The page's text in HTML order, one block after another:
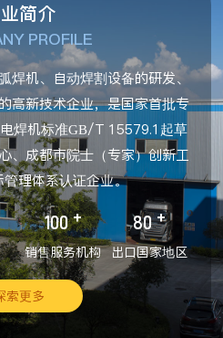
简介
PROFILE
焊机、自动焊割设备的研发、
高新技术企业，是国家首批专
焊机标准GB/T 15579.1起草
、成都市院士（专家）创新工
管理体系认证企业。
100 +
销售服务机构
80 +
出口国家地区
索更多